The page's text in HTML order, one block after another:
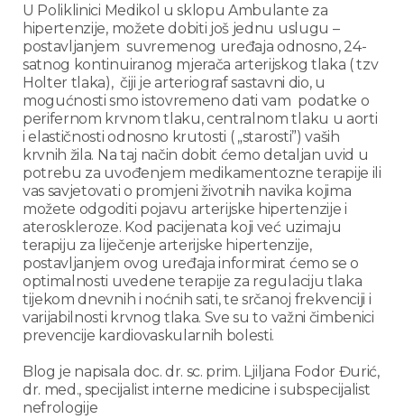
U Poliklinici Medikol u sklopu Ambulante za
hipertenzije, možete dobiti još jednu uslugu –
postavljanjem suvremenog uređaja odnosno, 24-
satnog kontinuiranog mjerača arterijskog tlaka ( tzv
Holter tlaka), čiji je arteriograf sastavni dio, u
mogućnosti smo istovremeno dati vam podatke o
perifernom krvnom tlaku, centralnom tlaku u aorti
i elastičnosti odnosno krutosti ( „starosti”) vaših
krvnih žila. Na taj način dobit ćemo detaljan uvid u
potrebu za uvođenjem medikamentozne terapije ili
vas savjetovati o promjeni životnih navika kojima
možete odgoditi pojavu arterijske hipertenzije i
ateroskleroze. Kod pacijenata koji već uzimaju
terapiju za liječenje arterijske hipertenzije,
postavljanjem ovog uređaja informirat ćemo se o
optimalnosti uvedene terapije za regulaciju tlaka
tijekom dnevnih i noćnih sati, te srčanoj frekvenciji i
varijabilnosti krvnog tlaka. Sve su to važni čimbenici
prevencije kardiovaskularnih bolesti.
Blog je napisala doc. dr. sc. prim. Ljiljana Fodor Đurić,
dr. med., specijalist interne medicine i subspecijalist
nefrologije